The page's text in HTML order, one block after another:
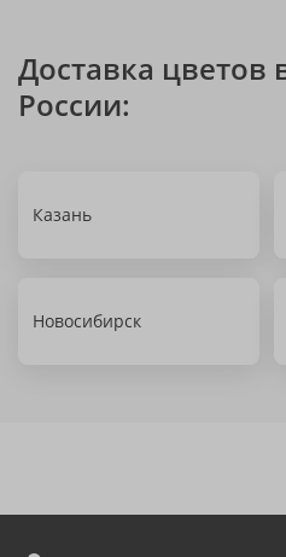
Доставка цветов
России:
Казань
Новосибирск